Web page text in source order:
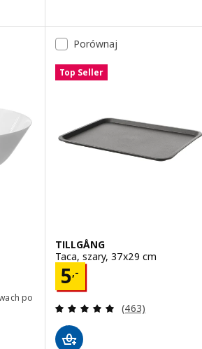
po
z 5 gwiazdki. Łączna liczba recenzji:
Porównaj
Top Seller
TILLGÅNG
Taca, szary, 37x29 cm
5,-
Cena 5,-
Recenzja: 4.9
(463)